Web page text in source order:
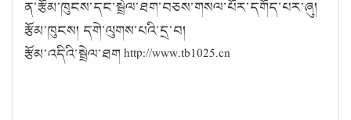
ན་རྩོམ་ཁུངས་དང་སྦྲེལ་ཐག་བཅས་གསལ་པོར་དགོད་པར་ཞུ།
རྩོམ་ཁུངས། དགེ་ལུགས་པའི་དྲ་བ།
རྩོམ་འདིའི་སྦྲེལ་ཐག http://www.tb1025.cn